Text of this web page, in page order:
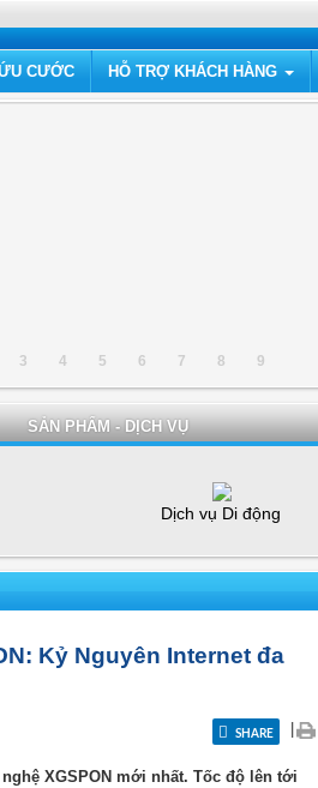
CƯỚC HỖ TRỢ KHÁCH HÀNG
3 4 5 6 7 8 9
SẢN PHẨM - DỊCH VỤ
Dịch vụ Di động
Kỷ Nguyên Internet đa
SHARE
XGSPON mới nhất. Tốc độ lên tới